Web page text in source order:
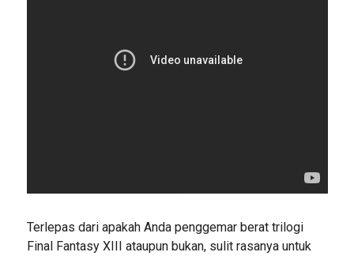
Terlepas dari apakah Anda penggemar berat trilogi
Final Fantasy XIII ataupun bukan, sulit rasanya untuk